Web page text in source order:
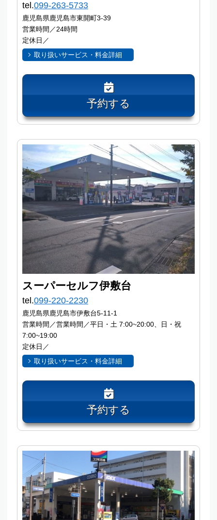
tel.099-263-5733
鹿児島県鹿児島市東開町3-39
営業時間／24時間
定休日／
取り扱いサービス・料金詳細
予約する
スーパーセルフ伊敷台
tel.099-220-2230
鹿児島県鹿児島市伊敷台5-11-1
営業時間／営業時間／平日・土 7:00~20:00、日・祝
7:00~19:00
定休日／
取り扱いサービス・料金詳細
予約する